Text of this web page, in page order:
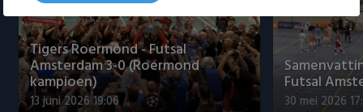
Tigers Roermond - Futsal
Amsterdam 3-0 (Roermond
kampioen)
13 juni 2026 19:06
Futsal
30 mei 2026